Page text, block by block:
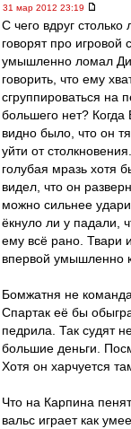
31 мар 2012 23:19
С чего вдруг столько
говорят про
умышленно ломал
говорить, что ему
сгруппироваться на
большего нет? Когда
видно было, что он
уйти от
голубая мразь хотя
видел, что он
можно сильнее
ёкнуло ли у падали,
ему всё рано. Твари
впервой умышленно
Бомжатня не
Спартак её бы
педрила. Так судят
большие деньги.
Хотя он харчуется
Что на Карпина
вальс играет как